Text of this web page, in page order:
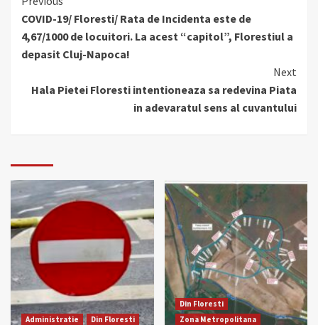
Reading
COVID-19/ Floresti/ Rata de Incidenta este de
4,67/1000 de locuitori. La acest “capitol”, Florestiul a
depasit Cluj-Napoca!
Next
Hala Pietei Floresti intentioneaza sa redevina Piata
in adevaratul sens al cuvantului
Administratie Din Floresti
Din Floresti
Zona Metropolitana